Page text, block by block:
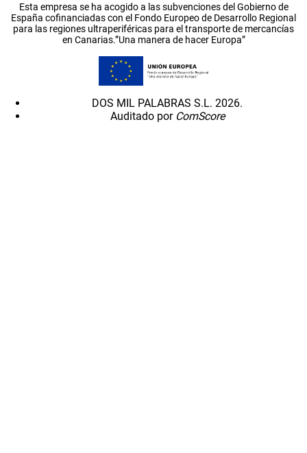
Esta empresa se ha acogido a las subvenciones del Gobierno de
España cofinanciadas con el Fondo Europeo de Desarrollo Regional
para las regiones ultraperiféricas para el transporte de mercancías
en Canarias.”Una manera de hacer Europa”
DOS MIL PALABRAS S.L. 2026.
Auditado por ComScore